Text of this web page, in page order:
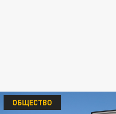
ОБЩЕСТВО